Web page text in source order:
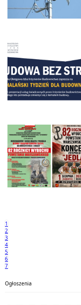
1
2
3
4
5
6
7
Ogłoszenia